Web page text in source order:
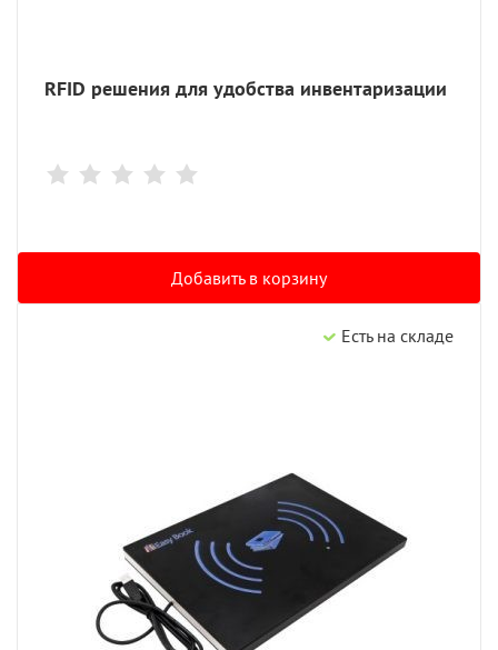
RFID решения для удобства инвентаризации
Добавить в корзину
Есть на складе